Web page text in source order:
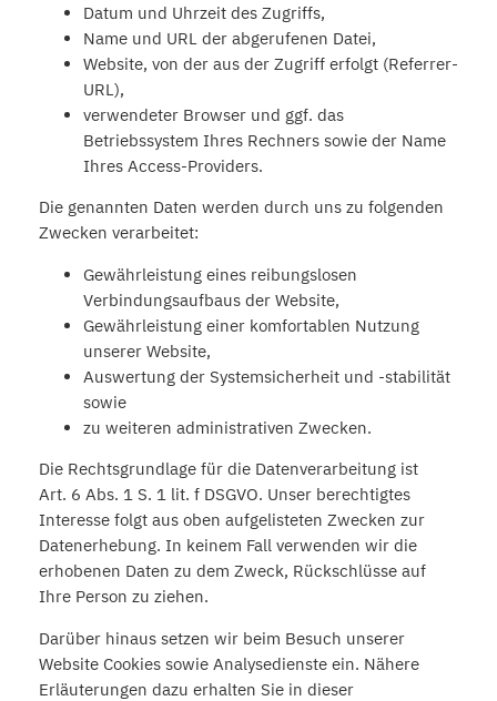
Datum und Uhrzeit des Zugriffs,
Name und URL der abgerufenen Datei,
Website, von der aus der Zugriff erfolgt (Referrer-
URL),
verwendeter Browser und ggf. das
Betriebssystem Ihres Rechners sowie der Name
Ihres Access-Providers.
Die genannten Daten werden durch uns zu folgenden
Zwecken verarbeitet:
Gewährleistung eines reibungslosen
Verbindungsaufbaus der Website,
Gewährleistung einer komfortablen Nutzung
unserer Website,
Auswertung der Systemsicherheit und -stabilität
sowie
zu weiteren administrativen Zwecken.
Die Rechtsgrundlage für die Datenverarbeitung ist
Art. 6 Abs. 1 S. 1 lit. f DSGVO. Unser berechtigtes
Interesse folgt aus oben aufgelisteten Zwecken zur
Datenerhebung. In keinem Fall verwenden wir die
erhobenen Daten zu dem Zweck, Rückschlüsse auf
Ihre Person zu ziehen.
Darüber hinaus setzen wir beim Besuch unserer
Website Cookies sowie Analysedienste ein. Nähere
Erläuterungen dazu erhalten Sie in dieser